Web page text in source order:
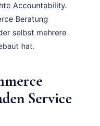
Accountability.
Beratung
selbst mehrere
hat.
Service